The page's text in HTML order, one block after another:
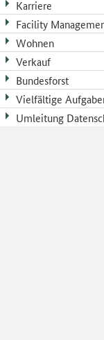
Karriere
Facility
Wohnen
Verkauf
Bundesforst
Vielfältige
Umleitung